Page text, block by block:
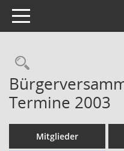
Toggle navigation
Termine 2003
Mitglieder